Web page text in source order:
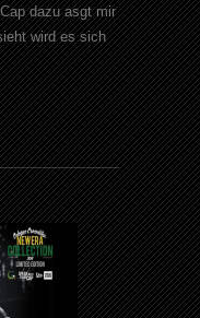
dazu asgt mir
wird es sich